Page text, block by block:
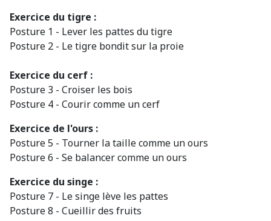
Exercice du tigre :
Posture 1 - Lever les pattes du tigre
Posture 2 - Le tigre bondit sur la proie
Exercice du cerf :
Posture 3 - Croiser les bois
Posture 4 - Courir comme un cerf
Exercice de l'ours :
Posture 5 - Tourner la taille comme un ours
Posture 6 - Se balancer comme un ours
Exercice du singe :
Posture 7 - Le singe lève les pattes
Posture 8 - Cueillir des fruits